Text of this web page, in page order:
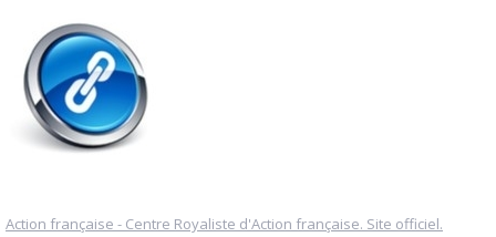
Action française - Centre Royaliste d'Action française. Site officiel.